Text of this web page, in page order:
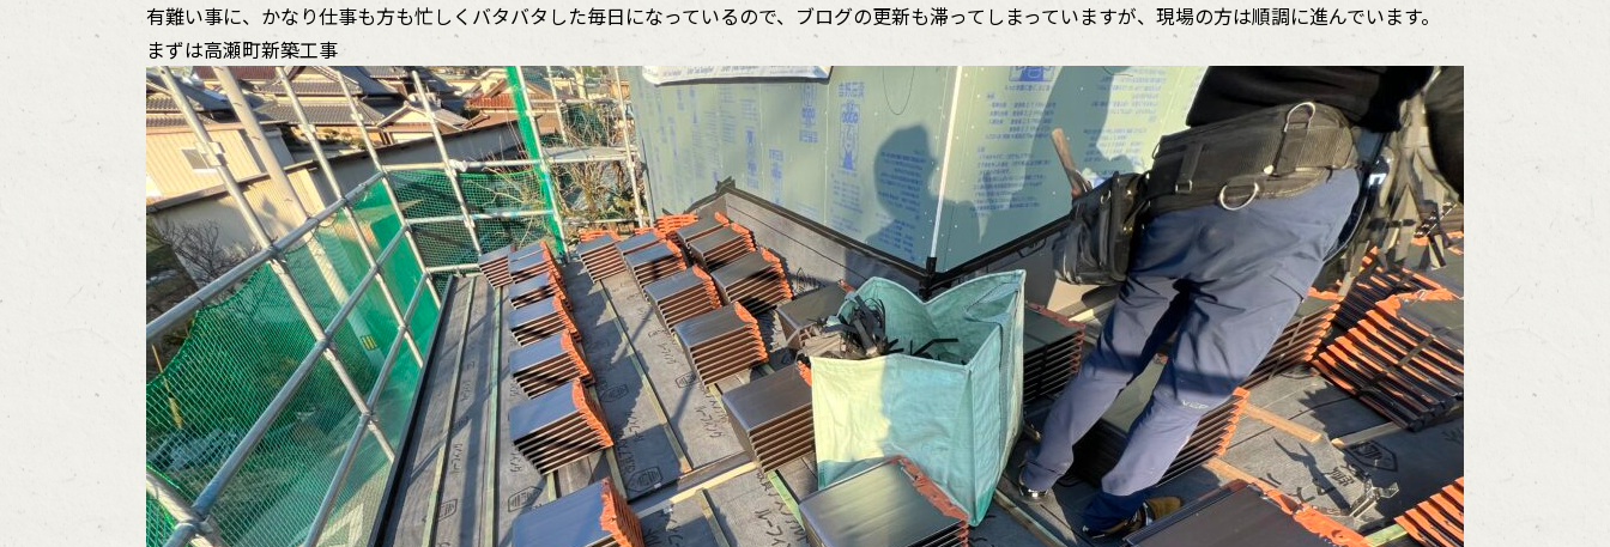
有難い事に、かなり仕事も方も忙しくバタバタした毎日になっているので、ブログの更新も滞ってしまっていますが、現場の方は順調に進んでいます。
まずは高瀬町新築工事